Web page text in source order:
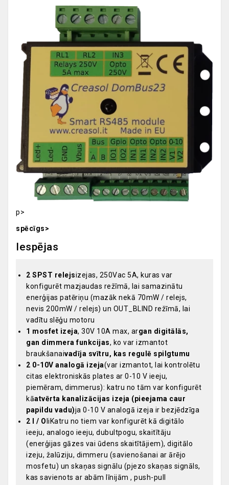
p>
spēcīgs>
Iespējas
2 SPST relejsizejas, 250Vac 5A, kuras var
konfigurēt mazjaudas režīmā, lai samazinātu
enerģijas patēriņu (mazāk nekā 70mW / relejs,
nevis 200mW / relejs) un OUT_BLIND režīmā, lai
vadītu slēģu motoru
1 mosfet izeja, 30V 10A max, argan digitālās,
gan dimmera funkcijas, ko var izmantot
braukšanaivadīja svītru, kas regulē spilgtumu
2 0-10V analogā izeja(var izmantot, lai kontrolētu
citas elektroniskās plates ar 0-10 V ieeju,
piemēram, dimmerus): katru no tām var konfigurēt
kāatvērta kanalizācijas izeja (pieejama caur
papildu vadu)ja 0-10 V analogā izeja ir bezjēdzīga
2 I / O liKatru no tiem var konfigurēt kā digitālo
ieeju, analogo ieeju, dubultpogu, skaitītāju
(enerģijas gāzes vai ūdens skaitītājiem), digitālo
izeju, žalūziju, dimmeru (savienošanai ar ārējo
mosfetu) un skaņas signālu (pjezo skaņas signāls,
kas savienots ar abām līnijām , push-pull